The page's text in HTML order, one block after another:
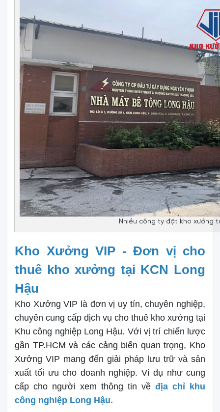
Nhiều công ty đặt kho xưởng
Kho Xưởng VIP - Đơn vị cho
thuê kho xưởng tại KCN Long
Hậu
Kho Xưởng VIP là đơn vị uy tín, chuyên nghiệp,
chuyên cung cấp dịch vụ cho thuê kho xưởng tại
Khu công nghiệp Long Hậu. Với vị trí chiến lược
gần TP.HCM và các cảng biển quan trọng, Kho
Xưởng VIP mang đến giải pháp lưu trữ và sản
xuất tối ưu cho doanh nghiệp. Ví dụ như cung
cấp cho người xem thông tin về địa chỉ khu
công nghiệp Long Hậu.